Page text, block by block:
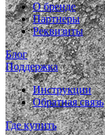
О бренде
Партнеры
Реквизиты
Блог
Поддержка
Инструкции
Обратная связь
Где купить